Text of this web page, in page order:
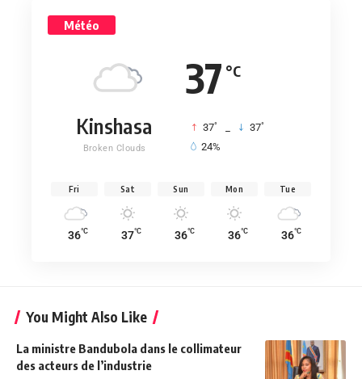
Météo
37 °C
Kinshasa
Broken Clouds
37° 37°
24%
Fri
36°C
Sat
37°C
Sun
36°C
Mon
36°C
Tue
36°C
You Might Also Like
La ministre Bandubola dans le collimateur
des acteurs de l’industrie